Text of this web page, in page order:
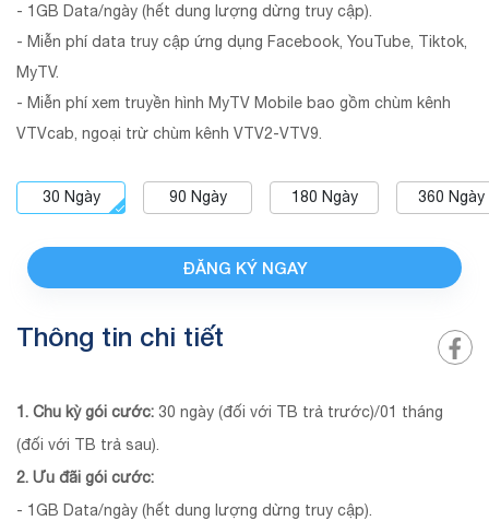
- 1GB Data/ngày (hết dung lượng dừng truy cập).
- Miễn phí data truy cập ứng dụng Facebook, YouTube, Tiktok,
MyTV.
- Miễn phí xem truyền hình MyTV Mobile bao gồm chùm kênh
VTVcab, ngoại trừ chùm kênh VTV2-VTV9.
30 Ngày 90 Ngày 180 Ngày 360 Ngày
ĐĂNG KÝ NGAY
Thông tin chi tiết
1. Chu kỳ gói cước: 30 ngày (đối với TB trả trước)/01 tháng
(đối với TB trả sau).
2. Ưu đãi gói cước:
- 1GB Data/ngày (hết dung lượng dừng truy cập).